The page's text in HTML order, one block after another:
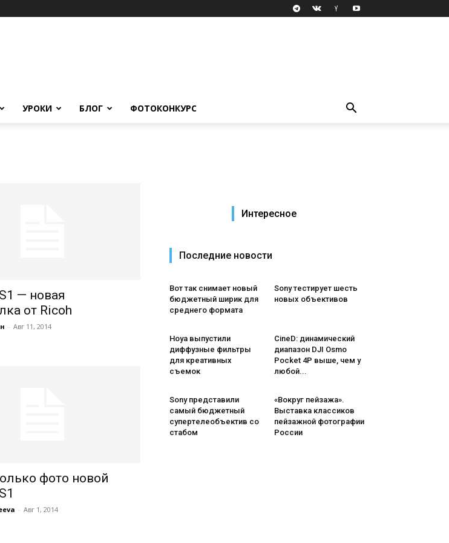
УРОКИ БЛОГ ФОТОКОНКУРС
— новая
от Ricoh
- Авг 11, 2014
фото новой
- Авг 1, 2014
Интересное
Последние новости
Вот так снимает новый
бюджетный ширик для
среднего формата
Sony тестирует шесть
новых объективов
Hoya выпустили
диффузные фильтры
для креативных
съемок
CineD: динамический
диапазон DJI Osmo
Pocket 4P выше, чем у
любой...
Sony представили
самый бюджетный
супертелеобъектив со
стабом
«Вокруг пейзажа».
Выставка классиков
пейзажной фотографии
России